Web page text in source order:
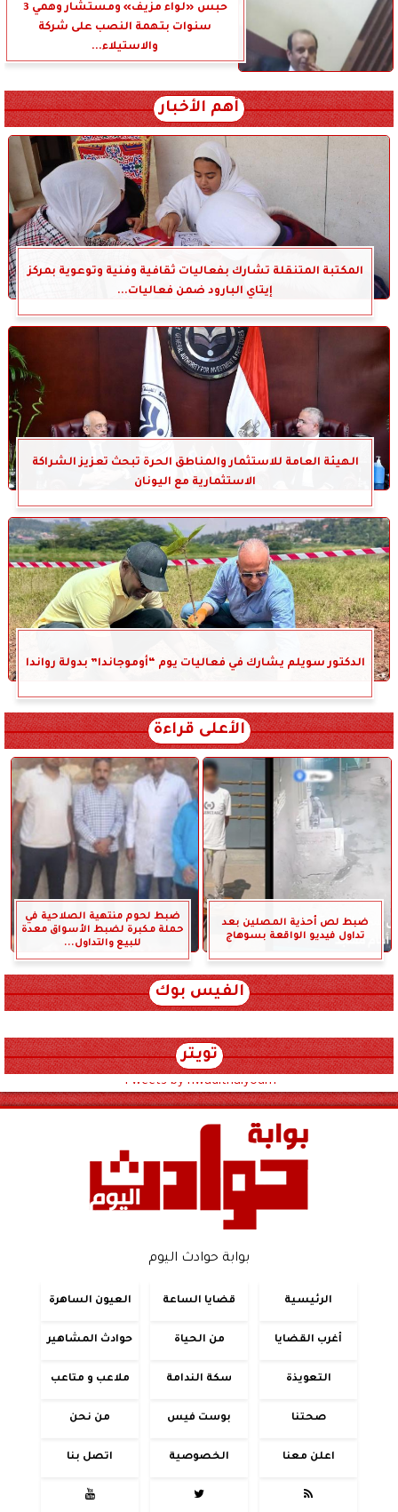
حبس «لواء مزيف» ومستشار وهمي 3
سنوات بتهمة النصب على شركة
والاستيلاء...
أهم الأخبار
المكتبة المتنقلة تشارك بفعاليات ثقافية وفنية وتوعوية بمركز
إيتاي البارود ضمن فعاليات...
الهيئة العامة للاستثمار والمناطق الحرة تبحث تعزيز الشراكة
الاستثمارية مع اليونان
الدكتور سويلم يشارك في فعاليات يوم “أوموجاندا” بدولة رواندا
الأعلى قراءة
ضبط لص أحذية المصلين بعد
تداول فيديو الواقعة بسوهاج
ضبط لحوم منتهية الصلاحية في
حملة مكبرة لضبط الأسواق معدة
للبيع والتداول...
الفيس بوك
تويتر
Tweets by hwadithalyoum
بوابة حوادث اليوم
الرئيسية قضايا الساعة العيون الساهرة
أغرب القضايا من الحياة حوادث المشاهير
التعويذة سكة الندامة ملاعب و متاعب
صحتنا بوست فيس من نحن
اعلن معنا الخصوصية اتصل بنا


